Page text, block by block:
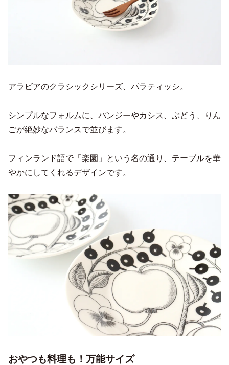
アラビアのクラシックシリーズ、パラティッシ。
シンプルなフォルムに、パンジーやカシス、ぶどう、りん
ごが絶妙なバランスで並びます。
フィンランド語で「楽園」という名の通り、テーブルを華
やかにしてくれるデザインです。
おやつも料理も！万能サイズ